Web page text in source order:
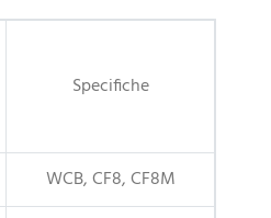
Specifiche
WCB, CF8, CF8M